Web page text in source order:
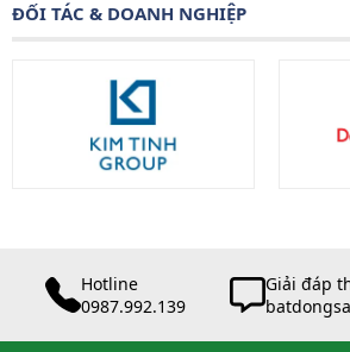
ĐỐI TÁC & DOANH NGHIỆP
Hotline
0987.992.139
Giải đáp